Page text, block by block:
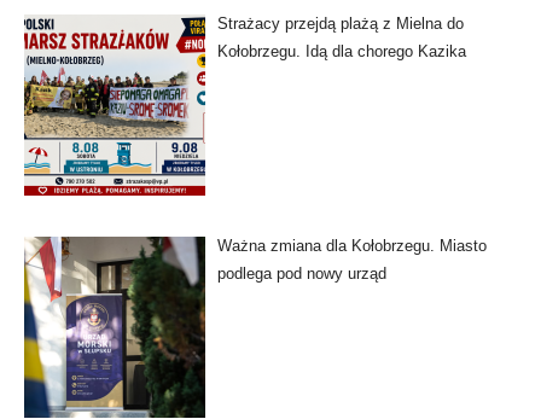
Strażacy przejdą plażą z Mielna do
Kołobrzegu. Idą dla chorego Kazika
Ważna zmiana dla Kołobrzegu. Miasto
podlega pod nowy urząd